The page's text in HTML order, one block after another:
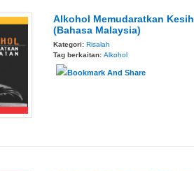
Alkohol Memudaratkan
(Bahasa Malaysia)
Kategori:Risalah
Tag berkaitan:Alkohol